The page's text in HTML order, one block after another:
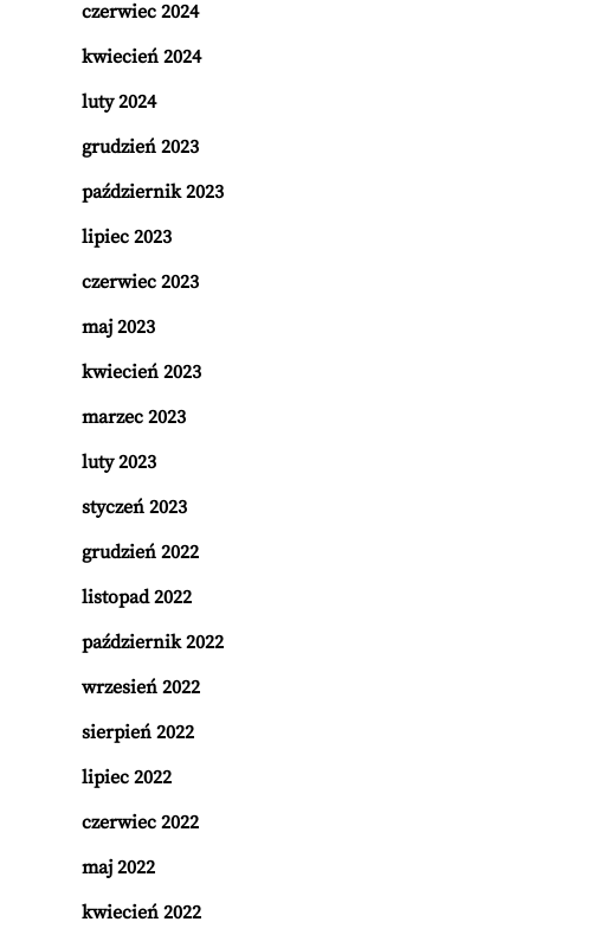
czerwiec 2024
kwiecień 2024
luty 2024
grudzień 2023
październik 2023
lipiec 2023
czerwiec 2023
maj 2023
kwiecień 2023
marzec 2023
luty 2023
styczeń 2023
grudzień 2022
listopad 2022
październik 2022
wrzesień 2022
sierpień 2022
lipiec 2022
czerwiec 2022
maj 2022
kwiecień 2022